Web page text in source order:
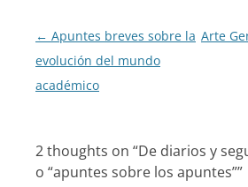
Post
navigation
← Apuntes breves sobre la
evolución del mundo
académico
Arte
2 thoughts on “De diarios y
o “apuntes sobre los apuntes””